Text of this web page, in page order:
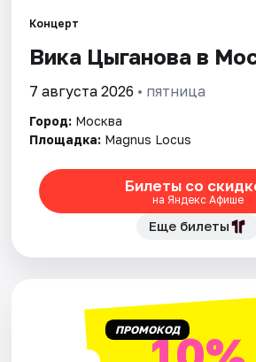
Концерт
Вика Цыганова в
7 августа 2026 • пятница
Город: Москва
Площадка: Magnus Locus
Билеты со
на Яндекс Афише
Еще билеты
ПРОМОКОД